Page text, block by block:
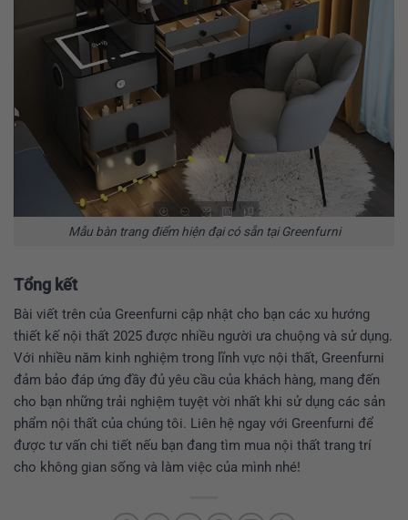
Mẫu bàn trang điểm hiện đại có sẵn tại Greenfurni
Tổng kết
Bài viết trên của Greenfurni cập nhật cho bạn các xu hướng
thiết kế nội thất 2025 được nhiều người ưa chuộng và sử dụng.
Với nhiều năm kinh nghiệm trong lĩnh vực nội thất, Greenfurni
đảm bảo đáp ứng đầy đủ yêu cầu của khách hàng, mang đến
cho bạn những trải nghiệm tuyệt vời nhất khi sử dụng các sản
phẩm nội thất của chúng tôi. Liên hệ ngay với Greenfurni để
được tư vấn chi tiết nếu bạn đang tìm mua nội thất trang trí
cho không gian sống và làm việc của mình nhé!